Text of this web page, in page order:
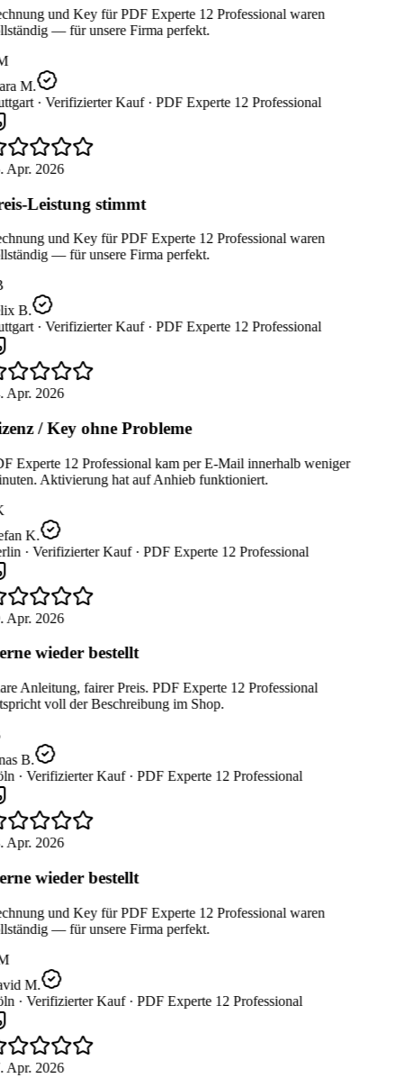
und Key für PDF Experte 12 Professional waren
— für unsere Firma perfekt.
M.
· Verifizierter Kauf · PDF Experte 12 Professional
Apr. 2026
Leistung stimmt
und Key für PDF Experte 12 Professional waren
— für unsere Firma perfekt.
B.
· Verifizierter Kauf · PDF Experte 12 Professional
Apr. 2026
/ Key ohne Probleme
Experte 12 Professional kam per E-Mail innerhalb weniger
Aktivierung hat auf Anhieb funktioniert.
K.
· Verifizierter Kauf · PDF Experte 12 Professional
Apr. 2026
wieder bestellt
Anleitung, fairer Preis. PDF Experte 12 Professional
voll der Beschreibung im Shop.
B.
· Verifizierter Kauf · PDF Experte 12 Professional
Apr. 2026
wieder bestellt
und Key für PDF Experte 12 Professional waren
— für unsere Firma perfekt.
M.
· Verifizierter Kauf · PDF Experte 12 Professional
Apr. 2026